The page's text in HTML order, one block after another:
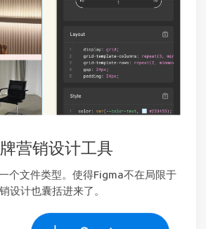
营销设计工具
个文件类型。使得Figma不在局限于
设计也囊括进来了。